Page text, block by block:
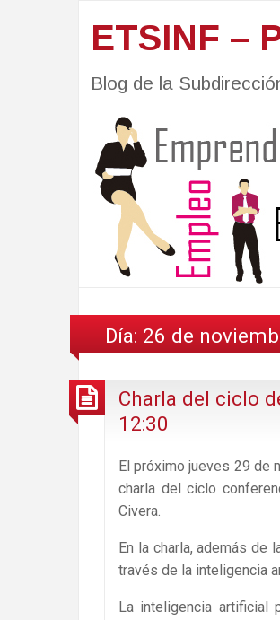
ETSINF –
Blog de la
Día: 26 de
Charla del ciclo
12:30
El próximo jueves 29 de
charla del ciclo
Civera.
En la charla, además de
través de la inteligencia
La inteligencia artificial